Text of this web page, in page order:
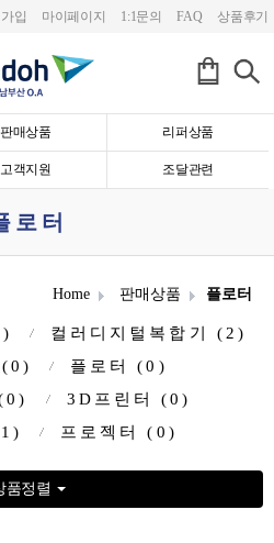
입 마이페이지 1:1문의 FAQ 상품후기
판매상품 리퍼상품
고객지원 조달관련
로터
Home 판매상품 플로터
컬러디지털복합기 (2)
(0)
플로터 (0)
3D프린터 (0)
프로젝터 (0)
품정렬